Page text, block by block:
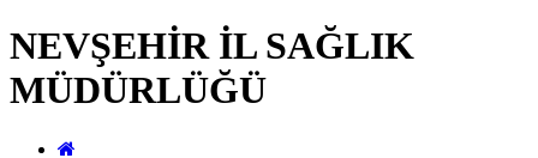
NEVŞEHİR İL SAĞLIK
MÜDÜRLÜĞÜ